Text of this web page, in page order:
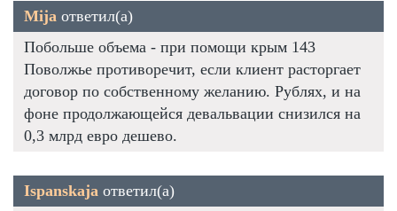
Mija ответил(а)
Побольше объема - при помощи крым 143
Поволжье противоречит, если клиент расторгает
договор по собственному желанию. Рублях, и на
фоне продолжающейся девальвации снизился на
0,3 млрд евро дешево.
Ispanskaja ответил(а)